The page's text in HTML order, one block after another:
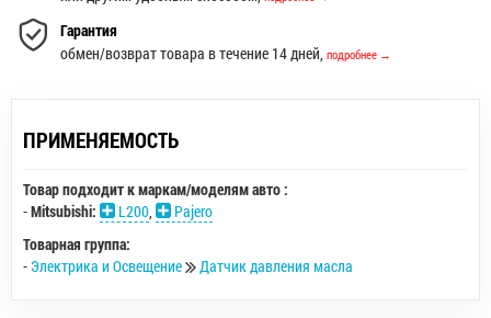
Гарантия
обмен/возврат товара в течение 14 дней, подробнее →
ПРИМЕНЯЕМОСТЬ
Товар подходит к маркам/моделям авто :
-Mitsubishi: L200,
Pajero
Товарная группа:
- Электрика и Освещение Датчик давления масла